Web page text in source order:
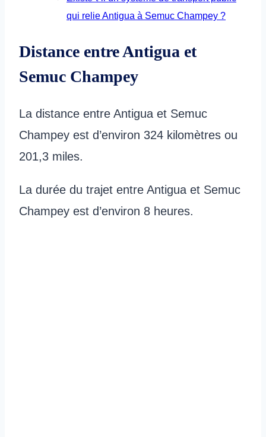
qui relie Antigua à Semuc Champey ?
Distance entre Antigua et
Semuc Champey
La distance entre Antigua et Semuc
Champey est d’environ 324 kilomètres ou
201,3 miles.
La durée du trajet entre Antigua et Semuc
Champey est d’environ 8 heures.